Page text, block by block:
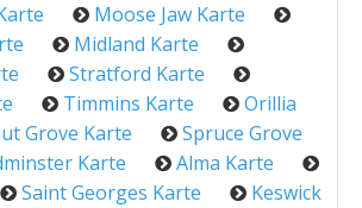
Moose Jaw Karte
Midland Karte
Stratford Karte
Timmins Karte
Orillia
Grove Karte
Spruce Grove
Karte
Alma Karte
Saint Georges Karte
Keswick